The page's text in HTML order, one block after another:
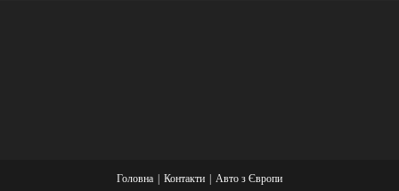
Головна Контакти Авто з Європи